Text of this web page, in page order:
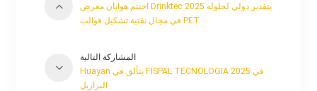
اختتم هوايان معرض Drinktec 2025 بتقدير دولي لحلوله
في مجال تقنية تشكيل قوالب PET
المشاركة التالية
Huayan يتألق في FISPAL TECNOLOGIA 2025 في
البرازيل